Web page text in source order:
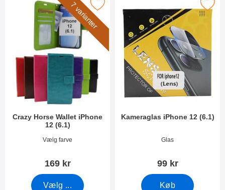
7 varianter
Crazy Horse Wallet iPhone
12 (6.1)
Varenr 38167Vælg farve
169 kr
Vælg ...
Marker crazy Horse Wallet iPhone 12 (6.1) som favorit
Kameraglas iPhone 12 (6.1)
Varenr 38824Glas
99 kr
Køb
Marker kameraglas iPhone